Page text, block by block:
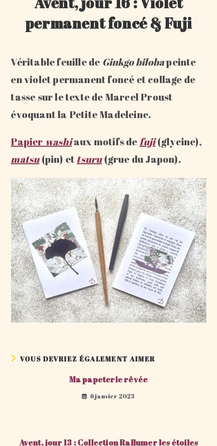
permanent foncé & Fuji
Véritable feuille de Ginkgo bilobapeinte
en violet permanent foncé et collage de
tasse sur le texte de Marcel Proust
évoquant la Petite Madeleine.
Papier washiaux motifs defuji(glycine),
matsu(pin) ettsuru(grue du Japon).
VOUS DEVRIEZ ÉGALEMENT AIMER
Ma papeterie rêvée
6 janvier 2023
Avent, jour 13 : Collection Rallumer les étoiles